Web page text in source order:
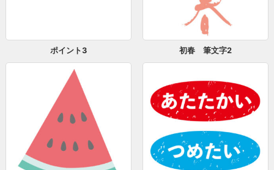
ポイント3 初春 筆文字2